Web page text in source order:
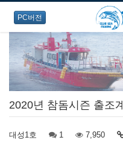
PC버전
2020년 참돔시즌 출조
대성1호 1 7,950